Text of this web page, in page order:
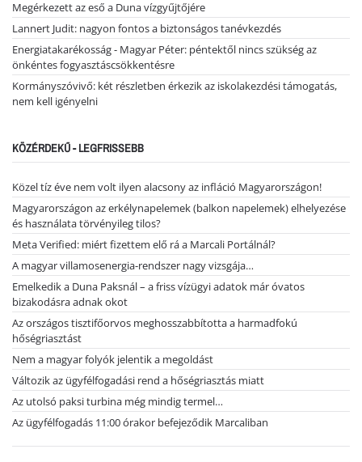
Megérkezett az eső a Duna vízgyűjtőjére
Lannert Judit: nagyon fontos a biztonságos tanévkezdés
Energiatakarékosság - Magyar Péter: péntektől nincs szükség az
önkéntes fogyasztáscsökkentésre
Kormányszóvivő: két részletben érkezik az iskolakezdési támogatás,
nem kell igényelni
KÖZÉRDEKŰ - LEGFRISSEBB
Közel tíz éve nem volt ilyen alacsony az infláció Magyarországon!
Magyarországon az erkélynapelemek (balkon napelemek) elhelyezése
és használata törvényileg tilos?
Meta Verified: miért fizettem elő rá a Marcali Portálnál?
A magyar villamosenergia-rendszer nagy vizsgája…
Emelkedik a Duna Paksnál – a friss vízügyi adatok már óvatos
bizakodásra adnak okot
Az országos tisztifőorvos meghosszabbította a harmadfokú
hőségriasztást
Nem a magyar folyók jelentik a megoldást
Változik az ügyfélfogadási rend a hőségriasztás miatt
Az utolsó paksi turbina még mindig termel…
Az ügyfélfogadás 11:00 órakor befejeződik Marcaliban